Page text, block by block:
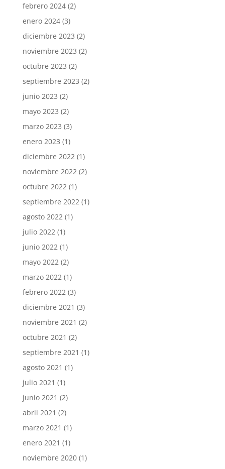
febrero 2024(2)
enero 2024(3)
diciembre 2023 (2)
noviembre 2023 (2)
octubre 2023 (2)
septiembre 2023 (2)
junio 2023 (2)
mayo 2023 (2)
marzo 2023 (3)
enero 2023 (1)
diciembre 2022 (1)
noviembre 2022 (2)
octubre 2022 (1)
septiembre 2022 (1)
agosto 2022 (1)
julio 2022 (1)
junio 2022 (1)
mayo 2022 (2)
marzo 2022 (1)
febrero 2022 (3)
diciembre 2021 (3)
noviembre 2021 (2)
octubre 2021 (2)
septiembre 2021 (1)
agosto 2021 (1)
julio 2021 (1)
junio 2021 (2)
abril 2021 (2)
marzo 2021 (1)
enero 2021 (1)
noviembre 2020(1)